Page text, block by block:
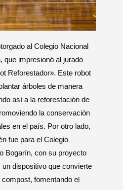
al Colegio Nacional
que impresionó al jurado
Reforestador». Este robot
árboles de manera
así a la reforestación de
la conservación
en el país. Por otro lado,
fue para el Colegio
Bogarín, con su proyecto
dispositivo que convierte
fomentando el